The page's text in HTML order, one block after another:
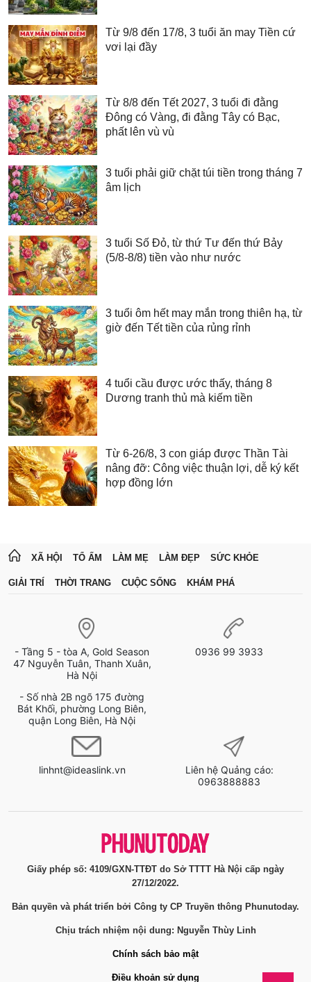
Từ 9/8 đến 17/8, 3 tuổi ăn may Tiền cứ
vơi lại đầy
Từ 8/8 đến Tết 2027, 3 tuổi đi đằng
Đông có Vàng, đi đằng Tây có Bạc,
phất lên vù vù
3 tuổi phải giữ chặt túi tiền trong tháng 7
âm lịch
3 tuổi Số Đỏ, từ thứ Tư đến thứ Bảy
(5/8-8/8) tiền vào như nước
3 tuổi ôm hết may mắn trong thiên hạ, từ
giờ đến Tết tiền của rủng rỉnh
4 tuổi cầu được ước thấy, tháng 8
Dương tranh thủ mà kiếm tiền
Từ 6-26/8, 3 con giáp được Thần Tài
nâng đỡ: Công việc thuận lợi, dễ ký kết
hợp đồng lớn
XÃ HỘI TỔ ẤM LÀM MẸ LÀM ĐẸP SỨC KHỎE
GIẢI TRÍ THỜI TRANG CUỘC SỐNG KHÁM PHÁ
- Tầng 5 - tòa A, Gold Season
47 Nguyễn Tuân, Thanh Xuân,
Hà Nội
- Số nhà 2B ngõ 175 đường
Bát Khối, phường Long Biên,
quận Long Biên, Hà Nội
0936 99 3933
linhnt@ideaslink.vn
Liên hệ Quảng cáo:
0963888883
Giấy phép số: 4109/GXN-TTĐT do Sở TTTT Hà Nội cấp ngày
27/12/2022.
Bản quyền và phát triển bởi Công ty CP Truyền thông Phunutoday.
Chịu trách nhiệm nội dung: Nguyễn Thùy Linh
Chính sách bảo mật
Điều khoản sử dụng